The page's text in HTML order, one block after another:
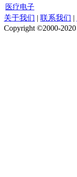
医疗电子
关于我们 | 联系我们 |
Copyright ©2000-2020